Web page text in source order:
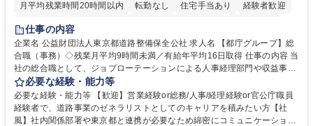
月平均残業時間20時間以内
転勤なし 住宅手当あり
経験者歓迎
研修あり
退職金あり
駅近5分以内
資格取得手当あり 食事補助あり
仕事の内容
企業名 公益財団法人東京都道路整備保全公社 求人名 【都庁グループ】総
合職（事務）◇残業月平均9時間未満／有給年平均16日取得 仕事の内容 当
社の総合職として、ジョブローテーションによる人事経理部門や収益事業
等のフロント部門の部署等幅広い部署での業務をお任せいたします。研修
制度やキャリア支援が充実しております！ ※下記業務詳細 【業務詳細】■
管理部門：広報、人事、経理など当公社の運営に係る管理業務 ■収益部
門：駐車場の新規開拓、管理運営、新宿駅西口広場の「イベントコーナ
必要な経験・能力等
必要な経験・能力等 【歓迎】営業経験or総務/人事/経理経験or官公庁職員
経験者で、道路事業のゼネラリストとしてのキャリアを積みたい方【社
風】社内関係部署や東京都と連携が必要なため綿密にコミュニケーション